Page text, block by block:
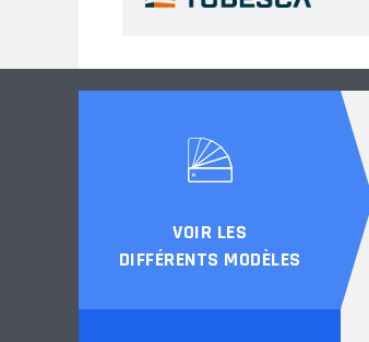
VOIR LES
DIFFÉRENTS MODÈLES